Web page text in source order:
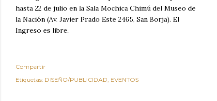
hasta 22 de julio en la Sala Mochica Chimú del Museo de
la Nación (Av. Javier Prado Este 2465, San Borja). El
Ingreso es libre.
Compartir
Etiquetas: DISEÑO/PUBLICIDAD EVENTOS